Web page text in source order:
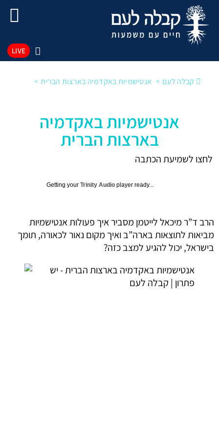
LIVE
אנטישמיות באקדמיה בארצות הברית
אנטישמיות באקדמיה
בארצות הברית
לחצו לשמיעת הכתבה
Getting your Trinity Audio player ready...
הרב ד”ר מיכאל לייטמן מסביר איך פעולות אנטישמיות
מביאות לתוצאות בארה”ב ואיך מקום נאור לכאורה, תומך
בישראל, יכול להגיע למצב כזה?